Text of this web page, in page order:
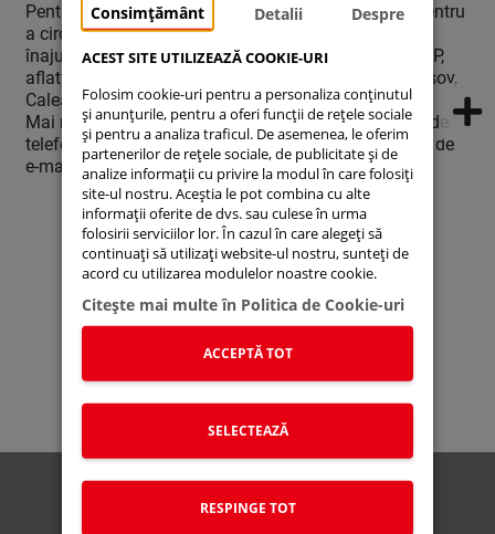
Consimțământ Detalii Despre
ACEST SITE UTILIZEAZĂ COOKIE-URI
Folosim cookie-uri pentru a personaliza conținutul
și anunțurile, pentru a oferi funcții de rețele sociale
și pentru a analiza traficul. De asemenea, le oferim
partenerilor de rețele sociale, de publicitate și de
analize informații cu privire la modul în care folosiți
site-ul nostru. Aceștia le pot combina cu alte
informații oferite de dvs. sau culese în urma
folosirii serviciilor lor. În cazul în care alegeți să
continuați să utilizați website-ul nostru, sunteți de
acord cu utilizarea modulelor noastre cookie.
Citeşte mai multe în Politica de Cookie-uri
ACCEPTĂ TOT
SELECTEAZĂ
RESPINGE TOT
Pentru că suntem obligați să ne verificăm mașina pentru
a circula în siguranță pe drumurile publice, venim
înajutorul clienților noștri cu un stand de verificare ITP,
aflat la punctul de lucru ARINOVIS MOTORS din Brașov,
Calea Feldioarei nr.57.
Mai multe informații și programări se pot face la nr. de
telefon: 0268 515 514 / 0729 500 791 sau la adresa de
e-mail: service@suzukibrasov.ro.
Suzuki Connect
Suzuki Autoturisme
Noutati Lista de prețuri
Politica Cookies
Politica de confidentialitate